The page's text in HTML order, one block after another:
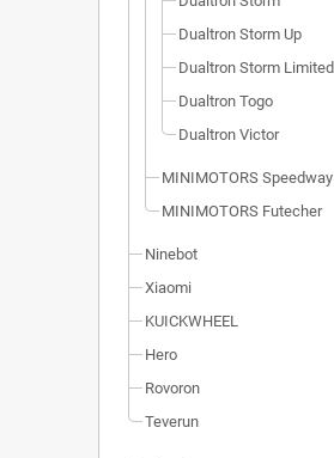
Dualtron Storm Up
Dualtron Storm Limited
Dualtron Togo
Dualtron Victor
MINIMOTORS Speedway
MINIMOTORS Futecher
Ninebot
Xiaomi
KUICKWHEEL
Hero
Rovoron
Teverun